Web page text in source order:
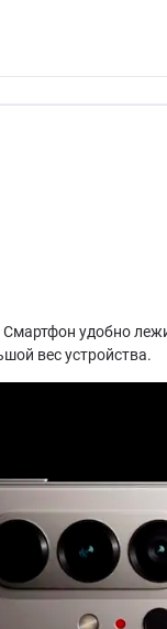
удобно
вес устройства.